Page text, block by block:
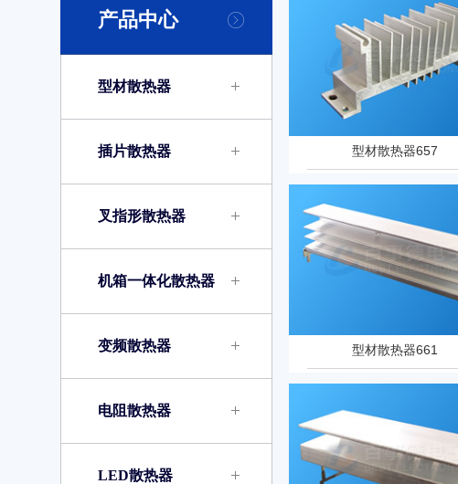
产品中心
型材散热器
插片散热器
叉指形散热器
机箱一体化散热器
变频散热器
电阻散热器
LED散热器
型材散热器657
型材散热器661